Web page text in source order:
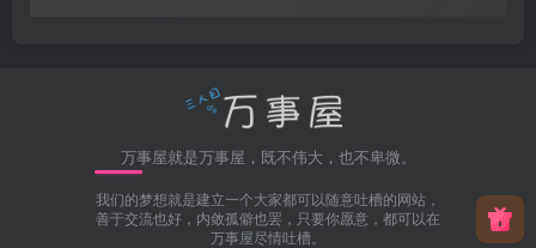
万事屋就是万事屋，既不伟大，也不卑微。
我们的梦想就是建立一个大家都可以随意吐槽的网站，
善于交流也好，内敛孤僻也罢，只要你愿意，都可以在
万事屋尽情吐槽。